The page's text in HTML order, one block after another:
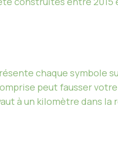
chaque symbole
peut fausser
à un kilomètre dans la